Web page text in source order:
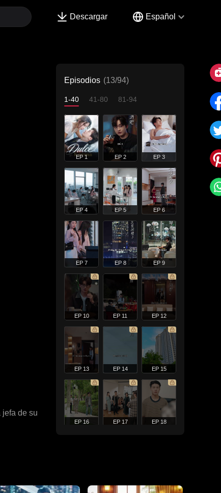
Descargar Español
jefa de su
Episodios (13/94)
1-40 41-80 81-94
EP 1 EP 2 EP 3
EP 4 EP 5 EP 6
EP 7 EP 8 EP 9
EP 10 EP 11 EP 12
EP 13 EP 14 EP 15
EP 16 EP 17 EP 18